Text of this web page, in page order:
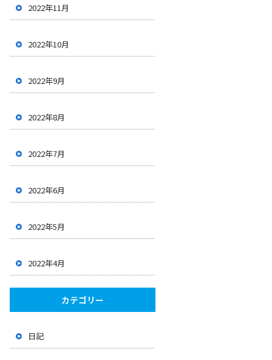
2022年11月
2022年10月
2022年9月
2022年8月
2022年7月
2022年6月
2022年5月
2022年4月
カテゴリー
日記